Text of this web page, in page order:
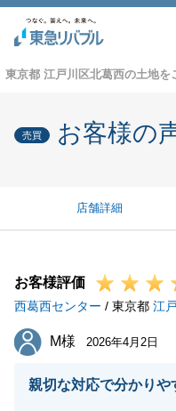
東京都 江戸川区北葛西の土地
売買 お客様の
店舗詳細
お客様評価
西葛西センター / 東京都 江
M様
M様 2026年4月2日
親切な対応で分かりや